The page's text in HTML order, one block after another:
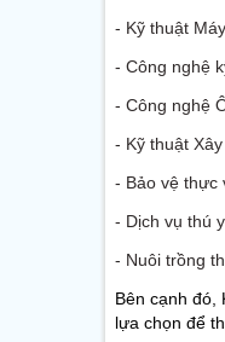
- Kỹ thuật
- Công nghệ
- Công nghệ
- Kỹ thuật
- Bảo vệ thực
- Dịch vụ thú y
- Nuôi trồng
Bên cạnh đó,
lựa chọn để